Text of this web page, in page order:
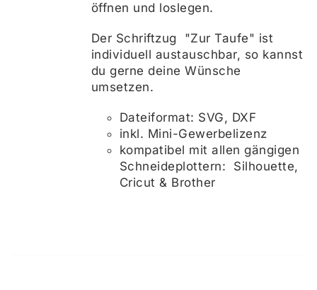
öffnen und loslegen.
Der Schriftzug "Zur Taufe" ist
individuell austauschbar, so kannst
du gerne deine Wünsche
umsetzen.
Dateiformat: SVG, DXF
inkl. Mini-Gewerbelizenz
kompatibel mit allen gängigen
Schneideplottern: Silhouette,
Cricut & Brother